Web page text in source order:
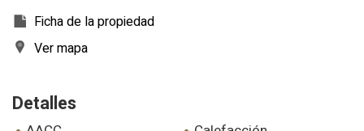
Ficha de la propiedad
Ver mapa
Detalles
deberá tener en cuenta que dicha acción podrá ocasionar
dificultades de navegación de la página web.
Permiten realizar el seguimiento y análisis del
comportamiento de los usuarios de este sitio web. La
información recogida mediante este tipo de cookies se